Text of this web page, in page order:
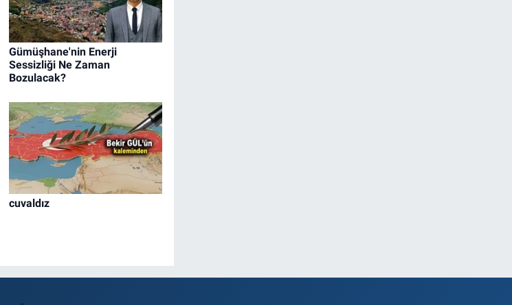
Gümüşhane'nin Enerji
Sessizliği Ne Zaman
Bozulacak?
cuvaldız